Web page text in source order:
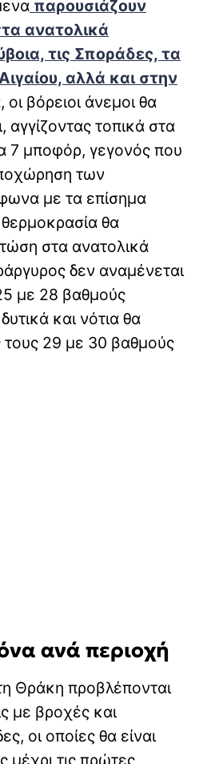
παρουσιάζουν
ανατολικά
τις Σποράδες, τα
αλλά και στην
οι βόρειοι άνεμοι θα
αγγίζοντας τοπικά στα
7 μποφόρ, γεγονός που
των
με τα επίσημα
θα
στα ανατολικά
δεν αναμένεται
με 28 βαθμούς
και νότια θα
τους 29 με 30 βαθμούς
ανά περιοχή
Θράκη προβλέπονται
με βροχές και
οι οποίες θα είναι
μέχρι τις πρώτες